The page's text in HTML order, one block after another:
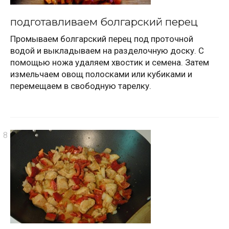
подготавливаем болгарский перец
Промываем болгарский перец под проточной
водой и выкладываем на разделочную доску. С
помощью ножа удаляем хвостик и семена. Затем
измельчаем овощ полосками или кубиками и
перемещаем в свободную тарелку.